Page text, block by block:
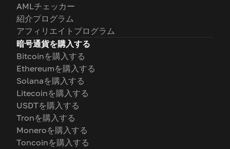
AMLチェッカー
紹介プログラム
アフィリエイトプログラム
暗号通貨を購入する
Bitcoinを購入する
Ethereumを購入する
Solanaを購入する
Litecoinを購入する
USDTを購入する
Tronを購入する
Moneroを購入する
Toncoinを購入する